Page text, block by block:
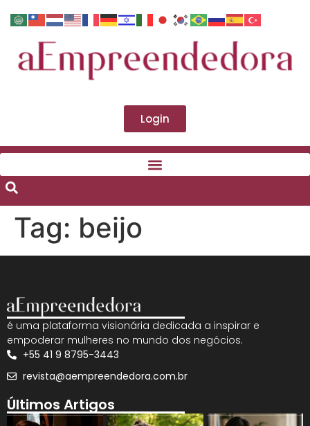
Login
Tag: beijo
é uma plataforma visionária dedicada a inspirar e
empoderar mulheres no mundo dos negócios.
+55 41 9 8795-3443
revista@aempreendedora.com.br
Últimos Artigos